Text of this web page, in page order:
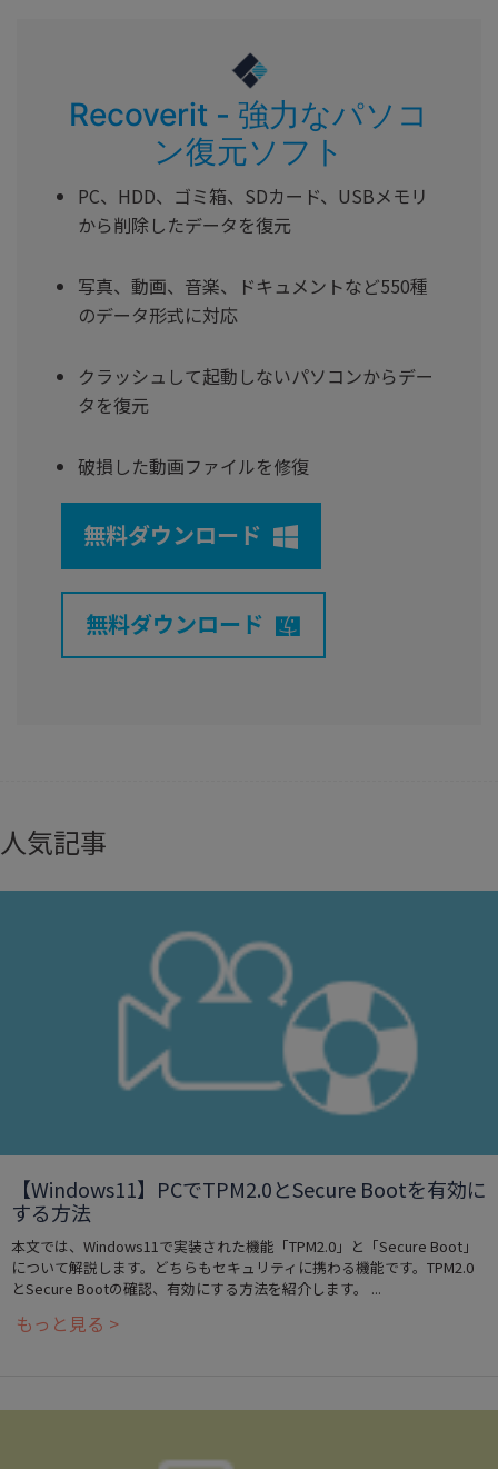
Recoverit - 強力なパソコ
ン復元ソフト
PC、HDD、ゴミ箱、SDカード、USBメモリ
から削除したデータを復元
写真、動画、音楽、ドキュメントなど550種
のデータ形式に対応
クラッシュして起動しないパソコンからデー
タを復元
破損した動画ファイルを修復
無料ダウンロード
無料ダウンロード
人気記事
【Windows11】PCでTPM2.0とSecure Bootを有効に
する方法
本文では、Windows11で実装された機能「TPM2.0」と「Secure Boot」
について解説します。どちらもセキュリティに携わる機能です。TPM2.0
とSecure Bootの確認、有効にする方法を紹介します。 ...
もっと見る >